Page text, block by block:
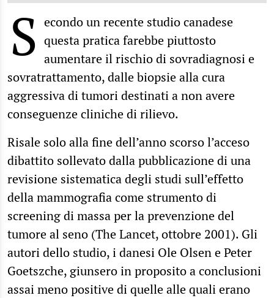
S econdo un recente studio canadese
questa pratica farebbe piuttosto
aumentare il rischio di sovradiagnosi e
sovratrattamento, dalle biopsie alla cura
aggressiva di tumori destinati a non avere
conseguenze cliniche di rilievo.
Risale solo alla fine dell’anno scorso l’acceso
dibattito sollevato dalla pubblicazione di una
revisione sistematica degli studi sull’effetto
della mammografia come strumento di
screening di massa per la prevenzione del
tumore al seno (The Lancet, ottobre 2001). Gli
autori dello studio, i danesi Ole Olsen e Peter
Goetszche, giunsero in proposito a conclusioni
assai meno positive di quelle alle quali erano